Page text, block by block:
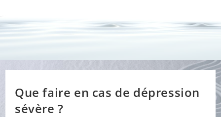
Que faire en cas de dépression
sévère ?